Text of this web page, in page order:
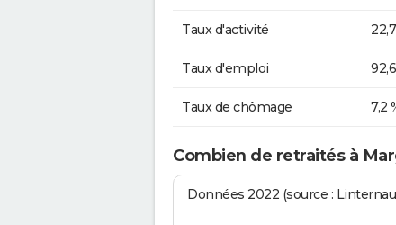
Taux d'activité
Taux d'emploi
Taux de chômage 7,2
Combien de retraités à
Données 2022 (source :